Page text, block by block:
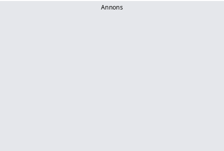
Annons